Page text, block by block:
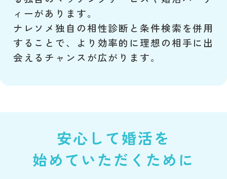
ィーがあります。
ナレソメ独自の相性診断と条件検索を併用
することで、より効率的に理想の相手に出
会えるチャンスが広がります。
安心して婚活を
始めていただくために